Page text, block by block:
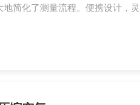
简化了测量流程。便携设计，